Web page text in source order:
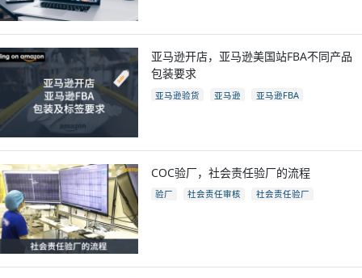
亚马逊开店，亚马逊美国站FBA不同产品
包装要求
亚马逊验货 亚马逊
亚马逊FBA
COC验厂，社会责任验厂的流程
验厂 社会责任审核
社会责任验厂